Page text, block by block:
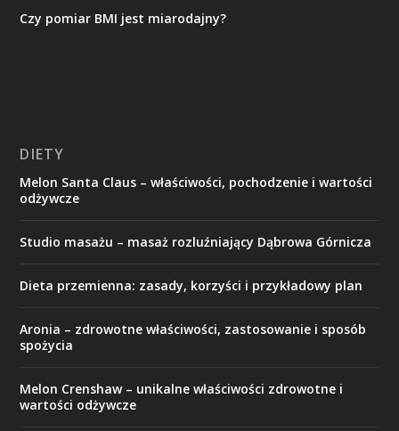
Czy pomiar BMI jest miarodajny?
DIETY
Melon Santa Claus – właściwości, pochodzenie i wartości
odżywcze
Studio masażu – masaż rozluźniający Dąbrowa Górnicza
Dieta przemienna: zasady, korzyści i przykładowy plan
Aronia – zdrowotne właściwości, zastosowanie i sposób
spożycia
Melon Crenshaw – unikalne właściwości zdrowotne i
wartości odżywcze